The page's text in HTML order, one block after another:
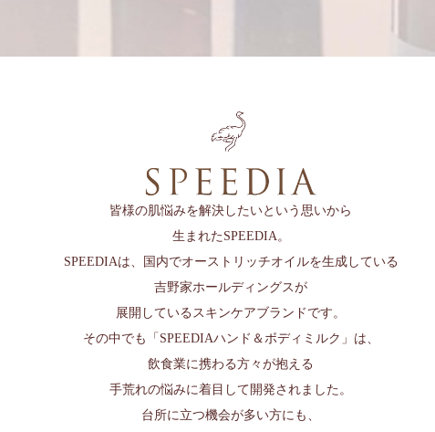
皆様の肌悩みを解決したいという思いから
生まれたSPEEDIA。
SPEEDIAは、国内でオーストリッチオイルを生成している
吉野家ホールディングスが
展開しているスキンケアブランドです。
その中でも「SPEEDIAハンド＆ボディミルク」は、
飲食業に携わる方々が抱える
手荒れの悩みに着目して開発されました。
台所に立つ機会が多い方にも、